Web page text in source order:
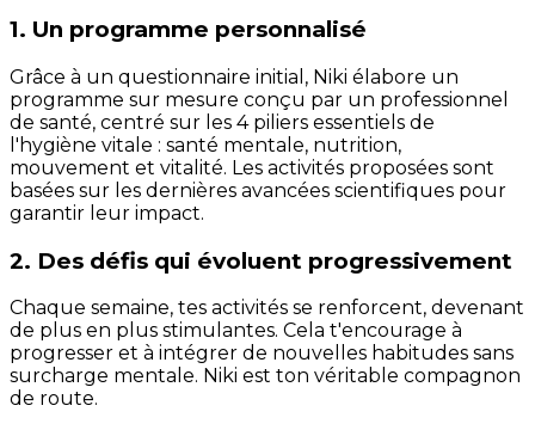
1. Un programme personnalisé
Grâce à un questionnaire initial, Niki élabore un
programme sur mesure conçu par un professionnel
de santé, centré sur les 4 piliers essentiels de
l'hygiène vitale : santé mentale, nutrition,
mouvement et vitalité. Les activités proposées sont
basées sur les dernières avancées scientifiques pour
garantir leur impact.
2. Des défis qui évoluent progressivement
Chaque semaine, tes activités se renforcent, devenant
de plus en plus stimulantes. Cela t'encourage à
progresser et à intégrer de nouvelles habitudes sans
surcharge mentale. Niki est ton véritable compagnon
de route.